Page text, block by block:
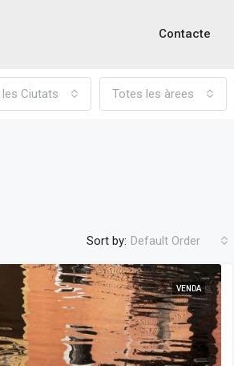
Contacte
Ciutats Totes les àrees
Sort by: Default Order
VENDA